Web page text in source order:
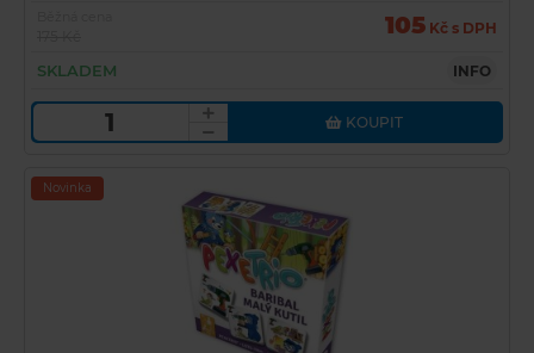
105 Kč s DPH
SKLADEM INFO
KOUPIT
Novinka